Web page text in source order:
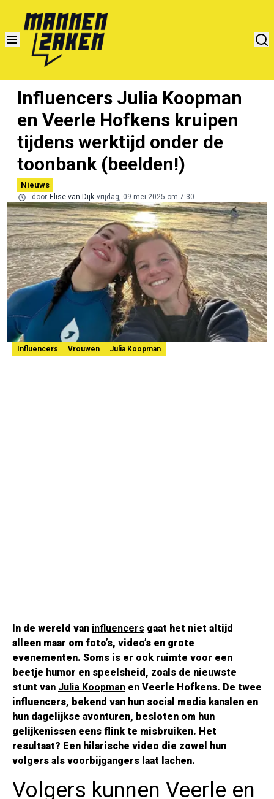
Influencers Julia Koopman
en Veerle Hofkens kruipen
tijdens werktijd onder de
toonbank (beelden!)
Nieuws
door Elise van Dijk vrijdag, 09 mei 2025 om 7:30
Influencers Vrouwen Julia Koopman
In de wereld van influencers gaat het niet altijd
alleen maar om foto’s, video’s en grote
evenementen. Soms is er ook ruimte voor een
beetje humor en speelsheid, zoals de nieuwste
stunt van Julia Koopman en Veerle Hofkens. De twee
influencers, bekend van hun social media kanalen en
hun dagelijkse avonturen, besloten om hun
gelijkenissen eens flink te misbruiken. Het
resultaat? Een hilarische video die zowel hun
volgers als voorbijgangers laat lachen.
Volgers kunnen Veerle en